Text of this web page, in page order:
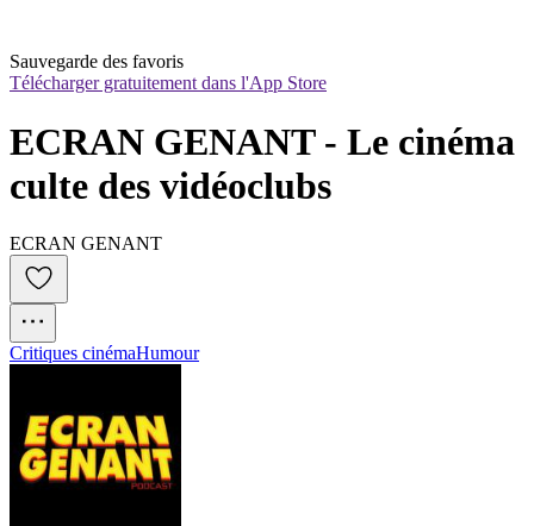
Sauvegarde des favoris
Télécharger gratuitement dans l'App Store
ECRAN GENANT - Le cinéma
culte des vidéoclubs
ECRAN GENANT
Critiques cinémaHumour